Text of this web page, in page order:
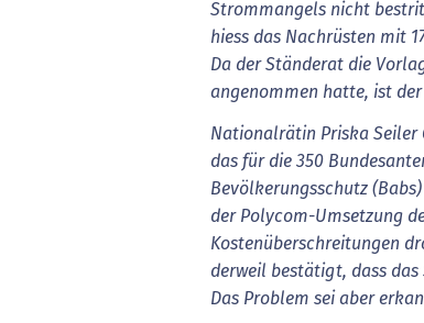
Strommangels nicht
hiess das Nachrüsten mit
Da der Ständerat die
angenommen hatte, ist
Nationalrätin Priska Seiler
das für die 350
Bevölkerungsschutz
der Polycom-Umsetzung
Kostenüberschreitungen
derweil bestätigt, dass das
Das Problem sei aber